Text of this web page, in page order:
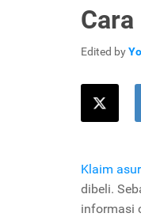
Edited by
Klaim
dibeli.
informasi